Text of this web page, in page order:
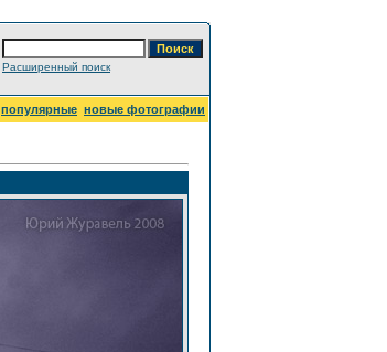
Расширенный поиск
популярные новые фотографии